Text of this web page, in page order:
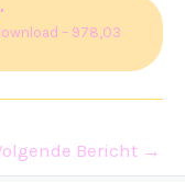
– 978,03
Bericht →